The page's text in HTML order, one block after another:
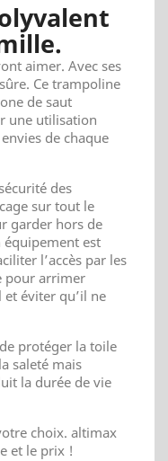
aimer. Avec ses
Ce trampoline
de saut
une utilisation
de chaque
des
sur tout le
garder hors de
équipement est
l’accès par les
pour arrimer
éviter qu’il ne
protéger la toile
saleté mais
la durée de vie
choix. altimax
et le prix !